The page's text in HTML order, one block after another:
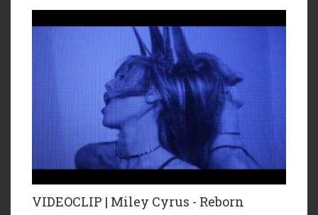
VIDEOCLIP | Miley Cyrus - Reborn